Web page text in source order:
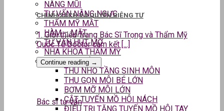
NÂNG MŨI
TƯ VẤN NÂNG NGỰC
THẨM MỸ MẮT
HÀM – MẶT
TƯ VẤN HÚT MỠ
NHA KHOA THẨM MỸ
DỊCH VỤ KHÁC
THU NHỎ TẦNG SINH MÔN
THU GỌN MÔI BÉ LỚN
BƠM MỠ MÔI LỚN
CẮT TUYẾN MỒ HÔI NÁCH
ĐIỀU TRỊ TĂNG TUYẾN MỒ HÔI TAY
CHÍNH SÁCH VÀ QUYỀN RIÊNG TƯ
1. Giới thiệu Trang Bác Sĩ Trọng và Thẩm Mỹ
Quốc Tế Doctor cam kết [...]
Continue reading →
Bác sĩ tư vấn